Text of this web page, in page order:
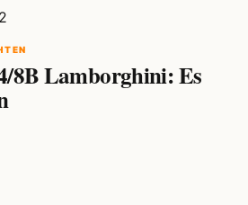
8B Lamborghini: Es